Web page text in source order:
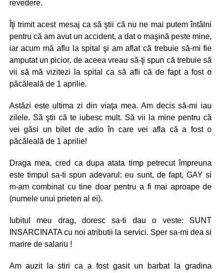
revedere.
Îţi trimit acest mesaj ca să ştii că nu ne mai putem întâlni
pentru că am avut un accident, a dat o maşină peste mine,
iar acum mă aflu la spital şi am aflat că trebuie să-mi fie
amputat un picior, de aceea vreau să-ţi spun că trebuie să
vii să mă vizitezi la spital ca să afli că de fapt a fost o
păcăleală de 1 aprilie.
Astăzi este ultima zi din viaţa mea. Am decis să-mi iau
zilele. Să ştii că te iubesc mult. Să vii la mine pentru că
vei găsi un bilet de adio în care vei afla că a fost o
păcăleală de 1 aprilie!
Draga mea, cred ca dupa atata timp petrecut împreuna
este timpul sa-ti spun adevarul: eu sunt, de fapt, GAY si
m-am combinat cu tine doar pentru a fi mai aproape de
(numele unui prieten al ei).
Iubitul meu drag, doresc sa-ti dau o veste: SUNT
INSARCINATA cu noi atributii la servici. Sper sa-mi dea si
marire de salariu !
Am auzit la stiri ca a fost gasit un barbat la gradina